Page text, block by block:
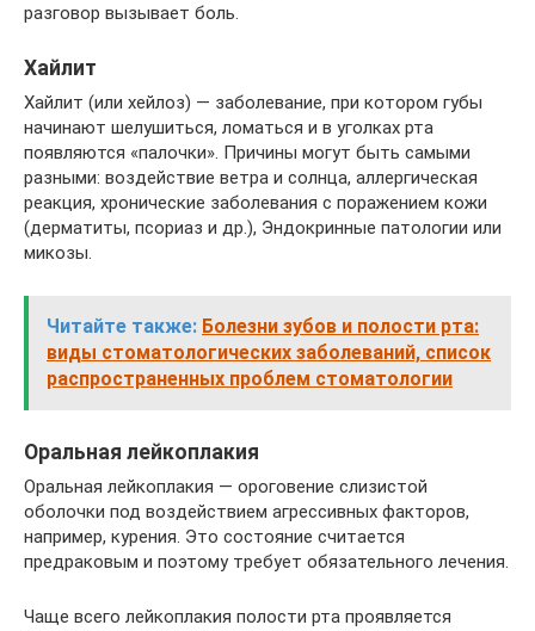
разговор вызывает боль.
Хайлит
Хайлит (или хейлоз) — заболевание, при котором губы
начинают шелушиться, ломаться и в уголках рта
появляются «палочки». Причины могут быть самыми
разными: воздействие ветра и солнца, аллергическая
реакция, хронические заболевания с поражением кожи
(дерматиты, псориаз и др.), Эндокринные патологии или
микозы.
Читайте также: Болезни зубов и полости рта:
виды стоматологических заболеваний, список
распространенных проблем стоматологии
Оральная лейкоплакия
Оральная лейкоплакия — ороговение слизистой
оболочки под воздействием агрессивных факторов,
например, курения. Это состояние считается
предраковым и поэтому требует обязательного лечения.
Чаще всего лейкоплакия полости рта проявляется